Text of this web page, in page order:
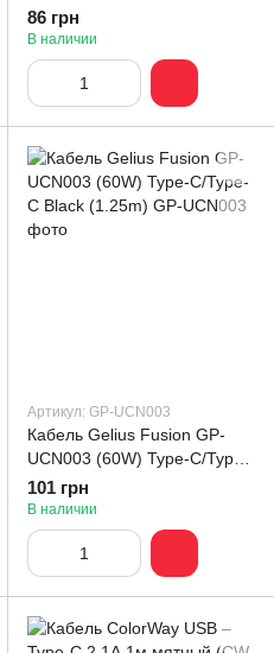
2.4А 1м черный (CW-
CBUL063-BK)
86 грн
В наличии
Артикул: GP-UCN003
Кабель Gelius Fusion GP-
UCN003 (60W) Type-C/Type-
C Black (1.25m)
101 грн
В наличии